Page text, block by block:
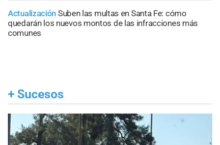
Actualización Suben las multas en Santa Fe: cómo
quedarán los nuevos montos de las infracciones más
comunes
+ Sucesos